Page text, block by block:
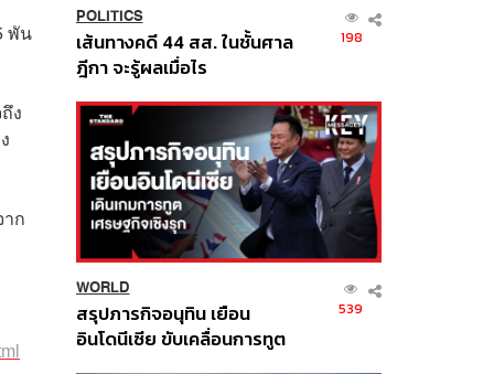
พัน
ง
ก
POLITICS
เส้นทางคดี 44 สส. ในชั้นศาล
ฎีกา จะรู้ผลเมื่อไร
198
WORLD
สรุปภารกิจอนุทิน เยือน
อินโดนีเซีย ขับเคลื่อนการทูต
539